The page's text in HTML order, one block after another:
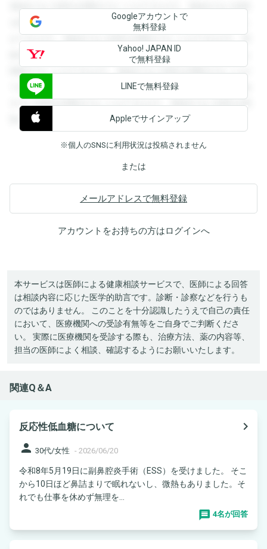
登録すると回答を閲覧することができます。登録すると回答
を閲覧することができます。登録すると回答を閲覧すること
ができます。登録すると回答を閲覧することができます。登
録すると回答を閲覧することができます。登録すると回答を
閲覧することができます。登録すると回答を閲覧することが
できます。登録すると回答を閲覧することができます。登録
すると回答を閲覧することができます。登録すると回答を閲
覧することができます。
Googleアカウントで
無料登録
Yahoo! JAPAN ID
で無料登録
LINEで無料登録
Appleでサインアップ
※個人のSNSに利用状況は投稿されません
または
メールアドレスで無料登録
アカウントをお持ちの方はログインへ
本サービスは医師による健康相談サービスで、医師による回答
は相談内容に応じた医学的助言です。診断・診察などを行うも
のではありません。 このことを十分認識したうえで自己の責任
において、医療機関への受診有無等をご自身でご判断くださ
い。 実際に医療機関を受診する際も、治療方法、薬の内容等、
担当の医師によく相談、確認するようにお願いいたします。
関連Q＆A
反応性低血糖について
navigate_next
person 30代/女性 - 2026/06/20
令和8年5月19日に副鼻腔炎手術（ESS）を受けました。 そこ
から10日ほど鼻詰まりで眠れないし、微熱もありました。そ
れでも仕事を休めず無理を...
4名が回答